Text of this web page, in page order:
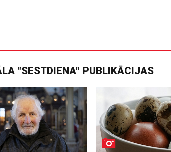
"SESTDIENA" PUBLIKĀCIJAS